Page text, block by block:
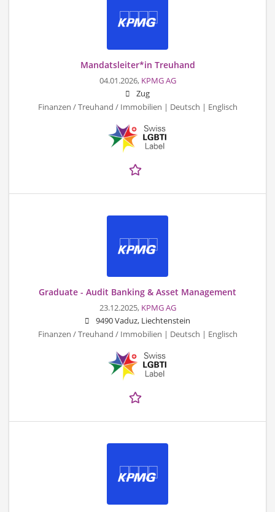
Mandatsleiter*in Treuhand
04.01.2026, KPMG AG
Zug
Finanzen / Treuhand / Immobilien | Deutsch | Englisch
Graduate - Audit Banking & Asset Management
23.12.2025, KPMG AG
9490 Vaduz, Liechtenstein
Finanzen / Treuhand / Immobilien | Deutsch | Englisch